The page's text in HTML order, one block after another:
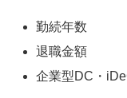
勤続年数
退職金額
企業型DC・